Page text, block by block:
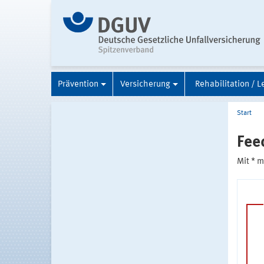
Prävention Versicherung Rehabilitation /
Start
Mit *